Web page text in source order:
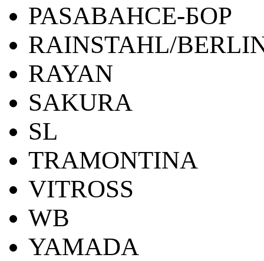
PASABAHCE-БОР
RAINSTAHL/
RAYAN
SAKURA
SL
TRAMONTINA
VITROSS
WB
YAMADA